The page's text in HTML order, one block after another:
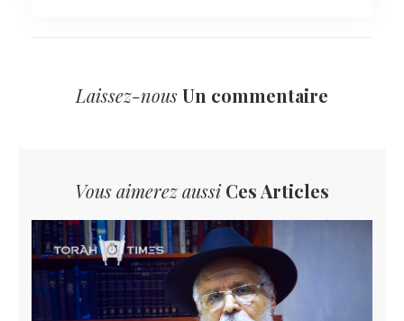
Laissez-nousUn commentaire
Vous aimerez aussiCes Articles